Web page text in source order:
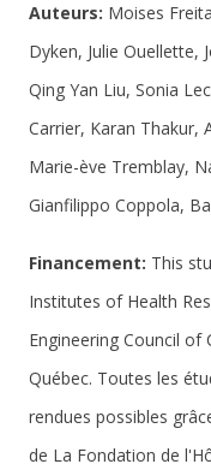
Auteurs: Moises
Dyken, Julie Ouellette,
Qing Yan Liu, Sonia
Carrier, Karan Thakur,
Marie-ève Tremblay,
Gianfilippo Coppola,
Financement: This
Institutes of Health
Engineering Council of
Québec. Toutes les
rendues possibles
de La Fondation de